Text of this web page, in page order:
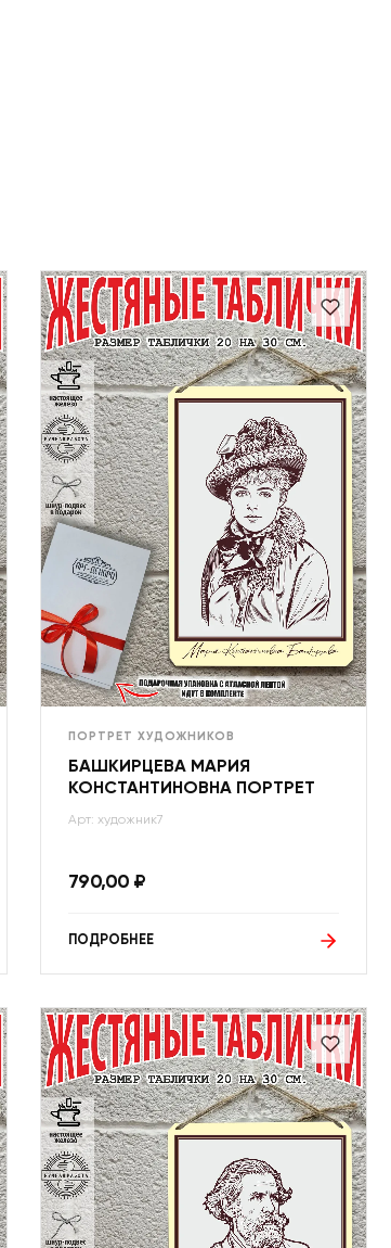
ПОРТРЕТ ХУДОЖНИКОВ
БАШКИРЦЕВА МАРИЯ
КОНСТАНТИНОВНА ПОРТРЕТ
Арт: художник7
790,00 ₽
ПОДРОБНЕЕ